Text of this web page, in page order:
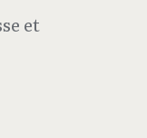
et